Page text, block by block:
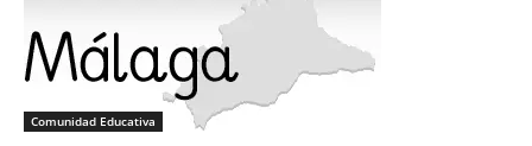
Comunidad Educativa